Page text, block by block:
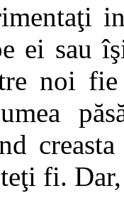
ei sau
noi
fi.